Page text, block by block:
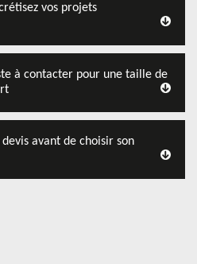
vos projets
à contacter pour une taille de
avant de choisir son